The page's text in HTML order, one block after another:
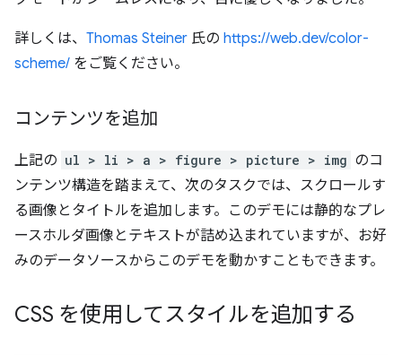
詳しくは、 Thomas Steiner 氏の https://web.dev/color-
scheme/ をご覧ください。
コンテンツを追加
上記の ul > li > a > figure > picture > img のコ
ンテンツ構造を踏まえて、次のタスクでは、スクロールす
る画像とタイトルを追加します。このデモには静的なプレ
ースホルダ画像とテキストが詰め込まれていますが、お好
みのデータソースからこのデモを動かすこともできます。
CSS を使用してスタイルを追加する